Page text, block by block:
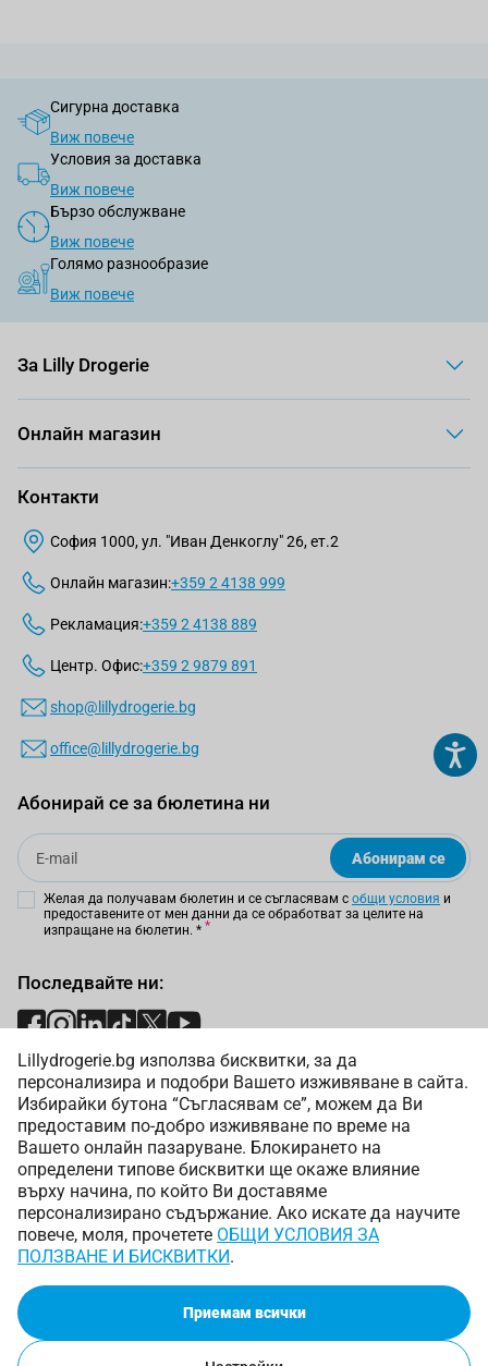
Lillydrogerie.bg използва бисквитки, за да
персонализира и подобри Вашето изживяване в сайта.
Избирайки бутона “Съгласявам се”, можем да Ви
предоставим по-добро изживяване по време на
Вашето онлайн пазаруване. Блокирането на
определени типове бисквитки ще окаже влияние
върху начина, по който Ви доставяме
персонализирано съдържание. Ако искате да научите
повече, моля, прочетете ОБЩИ УСЛОВИЯ ЗА
ПОЛЗВАНЕ И БИСКВИТКИ.
Приемам всички
Сигурна доставка
Виж повече
Условия за доставка
Виж повече
Бързо обслужване
Виж повече
Голямо разнообразие
Виж повече
За Lilly Drogerie
Онлайн магазин
Контакти
София 1000, ул. "Иван Денкоглу" 26, ет.2
Онлайн магазин:+359 2 4138 999
Рекламация:+359 2 4138 889
Центр. Офис:+359 2 9879 891
shop@lillydrogerie.bg
office@lillydrogerie.bg
Абонирай се за бюлетина ни
Email
Абонирам се
Желая да получавам бюлетин и се съгласявам с общи условия и
предоставените от мен данни да се обработват за целите на
изпращане на бюлетин. *
Последвайте ни:
Начини на плащане:
Начини на доставка:
Copyright © 2025 Лили Дрогерие ЕООД. Всички права
запазени.